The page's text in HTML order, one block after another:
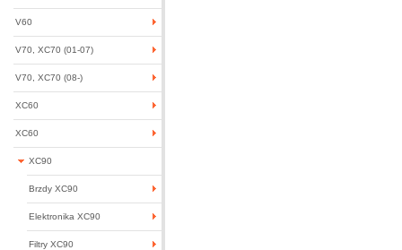
V60
V70, XC70 (01-07)
V70, XC70 (08-)
XC60
XC60
XC90
Brzdy XC90
Elektronika XC90
Filtry XC90